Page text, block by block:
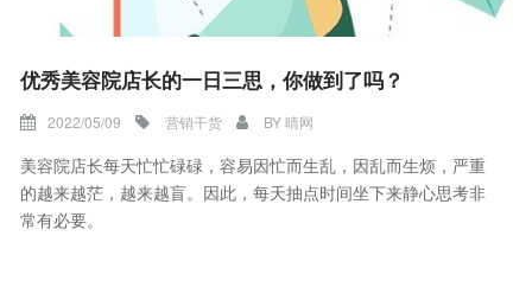
优秀美容院店长的一日三思，你做到了吗？
2022/05/09 营销干货 BY晴网
美容院店长每天忙忙碌碌，容易因忙而生乱，因乱而生烦，严重
的越来越茫，越来越盲。因此，每天抽点时间坐下来静心思考非
常有必要。